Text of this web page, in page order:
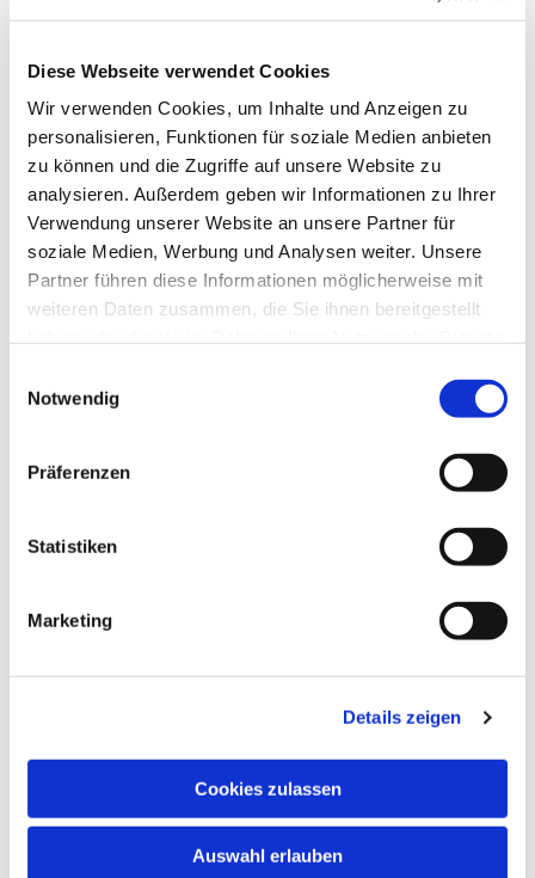
Diese Webseite verwendet Cookies
Wir verwenden Cookies, um Inhalte und Anzeigen zu
personalisieren, Funktionen für soziale Medien anbieten
zu können und die Zugriffe auf unsere Website zu
analysieren. Außerdem geben wir Informationen zu Ihrer
Verwendung unserer Website an unsere Partner für
soziale Medien, Werbung und Analysen weiter. Unsere
Partner führen diese Informationen möglicherweise mit
weiteren Daten zusammen, die Sie ihnen bereitgestellt
Notwendig
Präferenzen
Statistiken
Marketing
Details zeigen
Cookies zulassen
Auswahl erlauben